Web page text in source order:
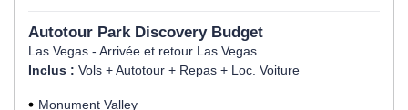
Autotour Park Discovery Budget
Las Vegas - Arrivée et retour Las Vegas
Inclus : Vols + Autotour + Repas + Loc. Voiture
Monument Valley